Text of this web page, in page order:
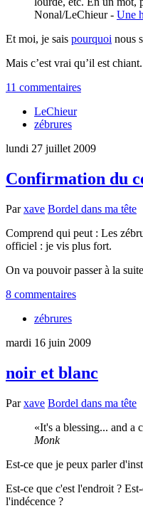
Nonal/LeChieur - Une
Et moi, je sais pourquoi nous
Mais c’est vrai qu’il est chiant.
11 commentaires
LeChieur
zébrures
lundi 27 juillet 2009
Confirmation du
Parxave Bordel dans ma tête
Comprend qui peut : Les
officiel : je vis plus fort.
On va pouvoir passer à la
8 commentaires
zébrures
mardi 16 juin 2009
noir et blanc
Parxave Bordel dans ma tête
It's a blessing... and a
Monk
Est-ce que je peux parler
Est-ce que c'est l'endroit ?
l'indécence ?